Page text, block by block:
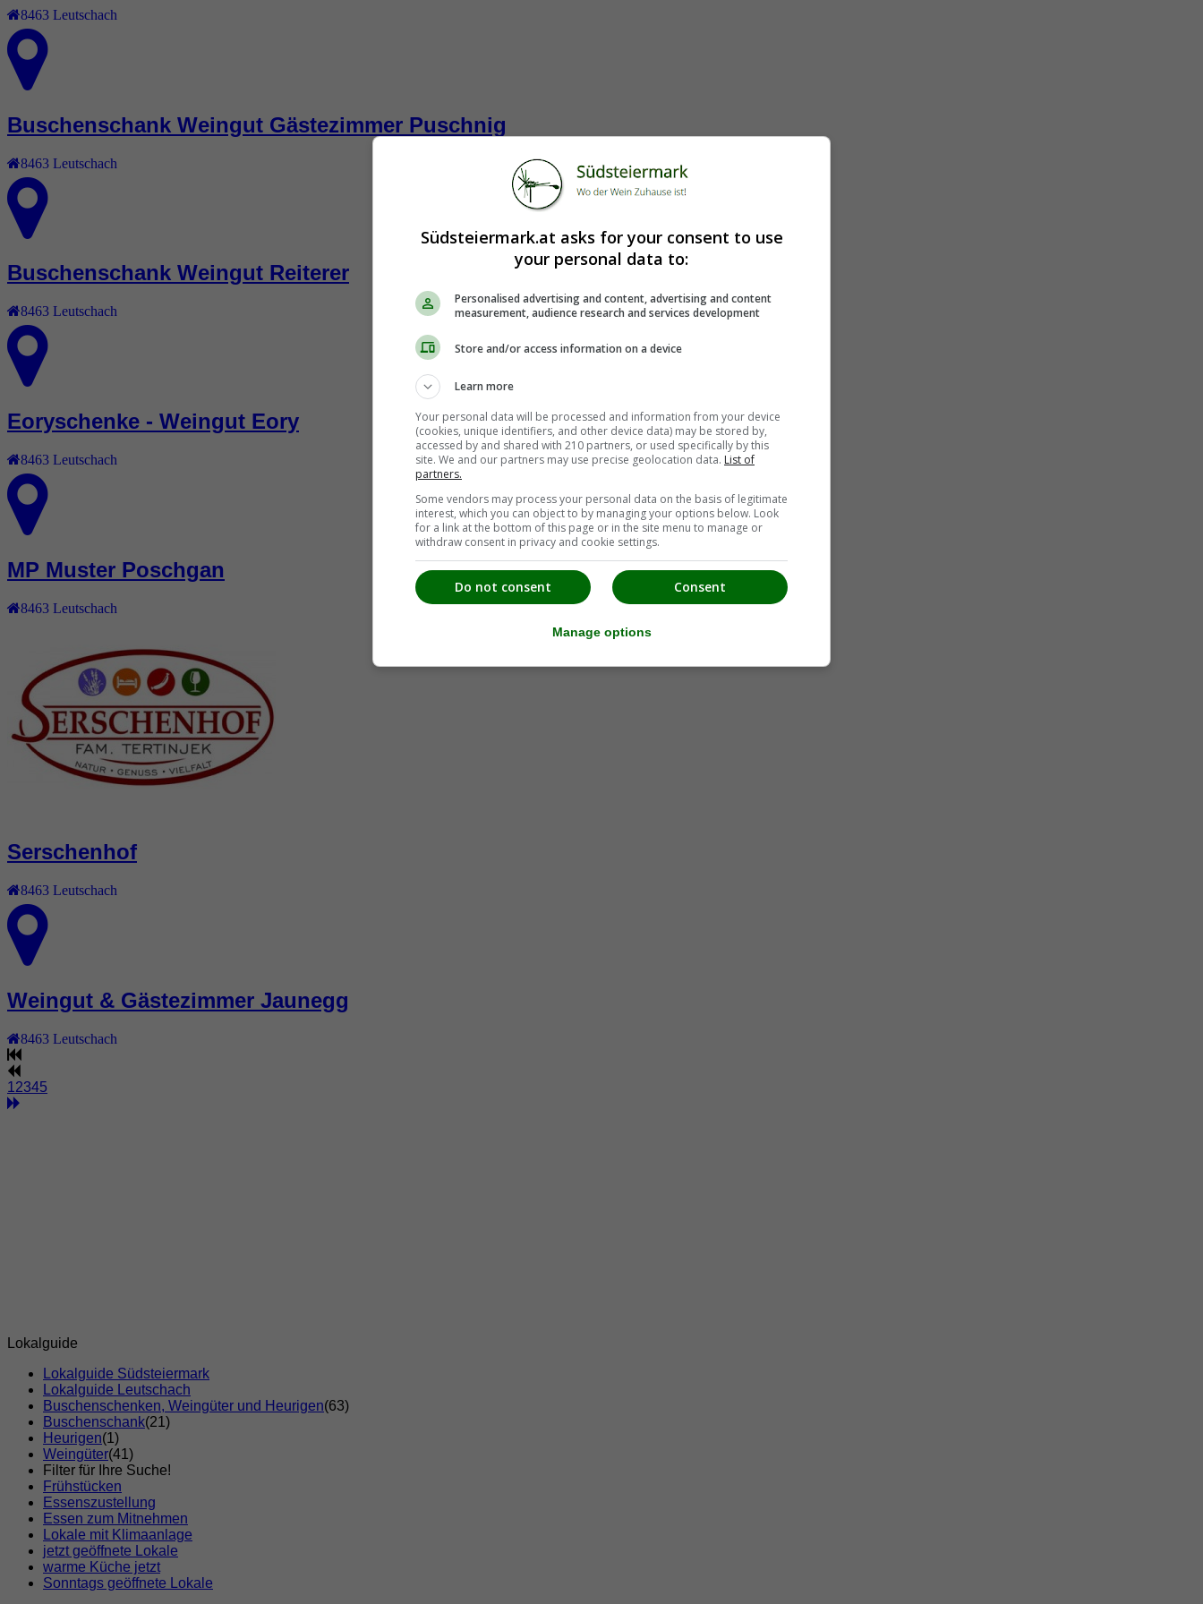
8463 Leutschach
Buschenschank Weingut Gästezimmer Puschnig
8463 Leutschach
Buschenschank Weingut Reiterer
8463 Leutschach
Eoryschenke - Weingut Eory
8463 Leutschach
MP Muster Poschgan
8463 Leutschach
Serschenhof
8463 Leutschach
Weingut & Gästezimmer Jaunegg
8463 Leutschach
1 2345
Lokalguide
Lokalguide Südsteiermark
Lokalguide Leutschach
Buschenschenken, Weingüter und Heurigen(63)
Buschenschank(21)
Heurigen(1)
Weingüter(41)
Filter für Ihre Suche!
Frühstücken
Essenszustellung
Essen zum Mitnehmen
Lokale mit Klimaanlage
jetzt geöffnete Lokale
warme Küche jetzt
Sonntags geöffnete Lokale
Südsteiermark.at asks for your consent to use
your personal data to:
Personalised advertising and content, advertising and content
measurement, audience research and services development
Store and/or access information on a device
Learn more
Your personal data will be processed and information from your device
(cookies, unique identifiers, and other device data) may be stored by,
accessed by and shared with 210 partners, or used specifically by this
site. We and our partners may use precise geolocation data. List of
partners.
Some vendors may process your personal data on the basis of legitimate
interest, which you can object to by managing your options below. Look
for a link at the bottom of this page or in the site menu to manage or
withdraw consent in privacy and cookie settings.
Consent
Do not consent
Manage options